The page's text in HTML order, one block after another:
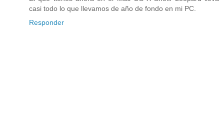
casi todo lo que llevamos de año de fondo en mi PC.
Responder